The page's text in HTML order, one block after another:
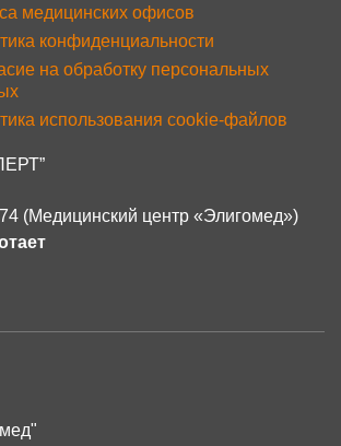
медицинских офисов
конфиденциальности
на обработку персональных
использования cookie-файлов
(Медицинский центр «Элигомед»)